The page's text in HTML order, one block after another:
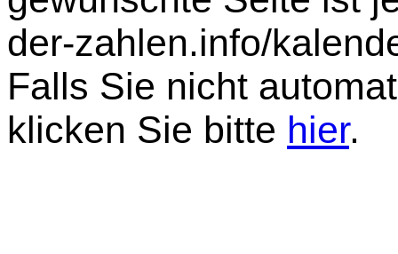
der-zahlen.info/
Falls Sie nicht
klicken Sie bitte hier.